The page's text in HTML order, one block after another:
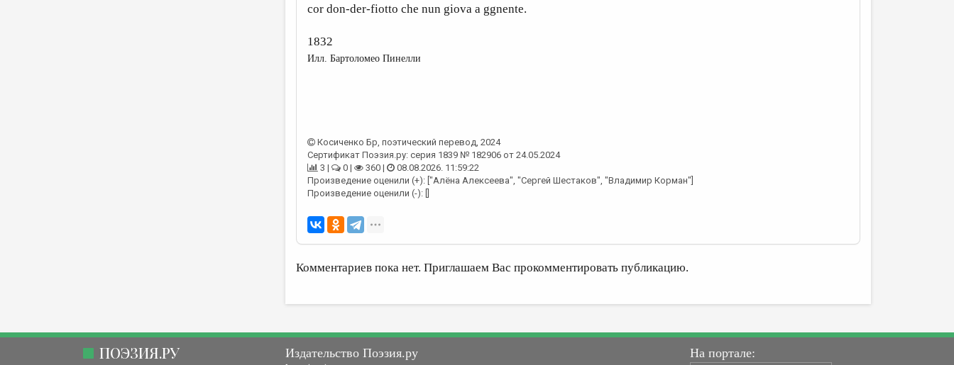
cor don-der-fiotto che nun giova a ggnente.
1832
Илл. Бартоломео Пинелли
Косиченко Бр, поэтический перевод, 2024
Сертификат Поэзия.ру: серия 1839 № 182906 от 24.05.2024
3 |
0 | 360 |
08.08.2026. 11:59:22
Произведение оценили (+): ["Алёна Алексеева", "Сергей Шестаков", "Владимир Корман"]
Произведение оценили (-): []
Комментариев пока нет. Приглашаем Вас прокомментировать публикацию.
ПОЭЗИЯ.РУ Издательство Поэзия.ру На портале: